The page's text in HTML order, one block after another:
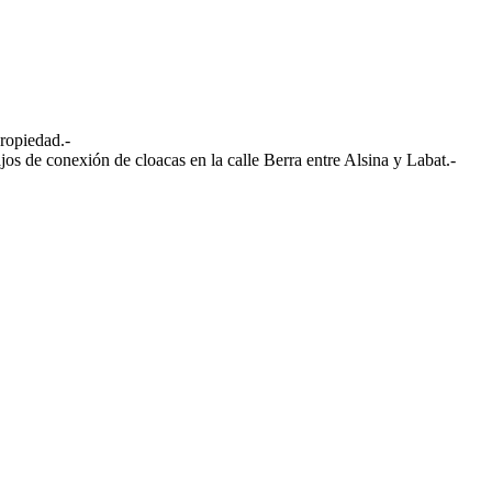
de conexión de cloacas en la calle Berra entre Alsina y Labat.-